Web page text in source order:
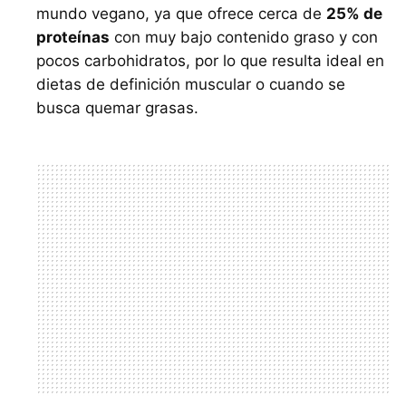
mundo vegano, ya que ofrece cerca de 25% de
proteínas con muy bajo contenido graso y con
pocos carbohidratos, por lo que resulta ideal en
dietas de definición muscular o cuando se
busca quemar grasas.